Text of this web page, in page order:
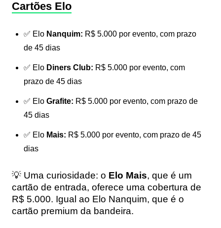
Cartões Elo
✅ Elo Nanquim: R$ 5.000 por evento, com prazo
de 45 dias
✅ Elo Diners Club: R$ 5.000 por evento, com
prazo de 45 dias
✅ Elo Grafite: R$ 5.000 por evento, com prazo de
45 dias
✅ Elo Mais: R$ 5.000 por evento, com prazo de 45
dias
💡 Uma curiosidade: o Elo Mais, que é um
cartão de entrada, oferece uma cobertura de
R$ 5.000. Igual ao Elo Nanquim, que é o
cartão premium da bandeira.